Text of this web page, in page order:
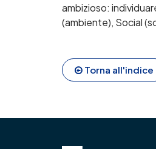
ambizioso:
(ambiente), Social
Torna all'indice